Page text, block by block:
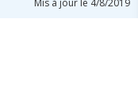
Mis à jour le 4/8/2019